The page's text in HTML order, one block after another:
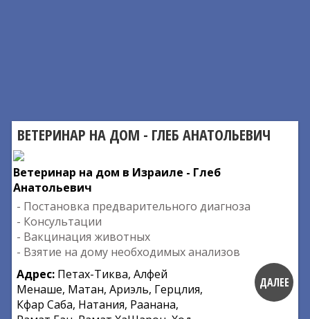
ВЕТЕРИНАР НА ДОМ - ГЛЕБ АНАТОЛЬЕВИЧ
Ветеринар на дом в Израиле - Глеб
Анатольевич
- Постановка предварительного диагноза
- Консультации
- Вакцинация животных
- Взятие на дому необходимых анализов
Адрес: Петах-Тиква, Алфей
Менаше, Матан, Ариэль, Герцлия,
Кфар Саба, Натания, Раанана,
ДАЛЕЕ